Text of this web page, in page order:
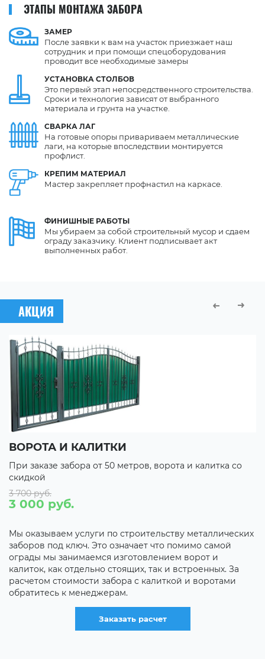
ЭТАПЫ МОНТАЖА ЗАБОРА
ЗАМЕР
УСТАНОВКА СТОЛБОВ
СВАРКА ЛАГ
КРЕПИМ МАТЕРИАЛ
ФИНИШНЫЕ РАБОТЫ
После заявки к вам на участок приезжает наш
сотрудник и при помощи спецоборудования
проводит все необходимые замеры
Это первый этап непосредственного строительства.
Сроки и технология зависят от выбранного
материала и грунта на участке.
На готовые опоры привариваем металлические
лаги, на которые впоследствии монтируется
профлист.
Мастер закрепляет профнастил на каркасе.
Мы убираем за собой строительный мусор и сдаем
ограду заказчику. Клиент подписывает акт
выполненных работ.
АКЦИЯ
ВОРОТА И КАЛИТКИ
При заказе забора от 50 метров, ворота и калитка со
скидкой
3 700 руб.
3 000 руб.
Мы оказываем услуги по строительству металлических
заборов под ключ. Это означает что помимо самой
ограды мы занимаемся изготовлением ворот и
калиток, как отдельно стоящих, так и встроенных. За
расчетом стоимости забора с калиткой и воротами
обратитесь к менеджерам.
Заказать расчет